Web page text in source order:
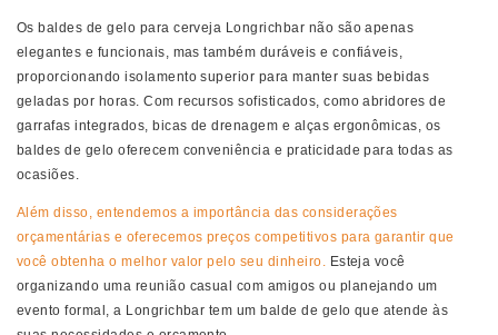
Os baldes de gelo para cerveja Longrichbar não são apenas
elegantes e funcionais, mas também duráveis ​​e confiáveis,
proporcionando isolamento superior para manter suas bebidas
geladas por horas. Com recursos sofisticados, como abridores de
garrafas integrados, bicas de drenagem e alças ergonômicas, os
baldes de gelo oferecem conveniência e praticidade para todas as
ocasiões.
Além disso, entendemos a importância das considerações
orçamentárias e oferecemos preços competitivos para garantir que
você obtenha o melhor valor pelo seu dinheiro. Esteja você
organizando uma reunião casual com amigos ou planejando um
evento formal, a Longrichbar tem um balde de gelo que atende às